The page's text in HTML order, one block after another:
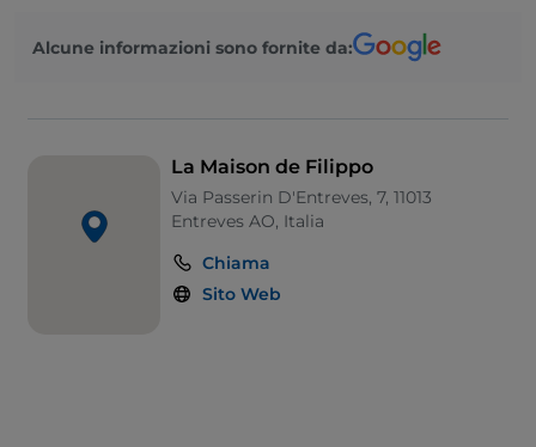
fonduta royale.
Alcune informazioni sono fornite da:
La Maison de Filippo
Via Passerin D'Entreves, 7, 11013
Entreves AO, Italia
Chiama
Sito Web